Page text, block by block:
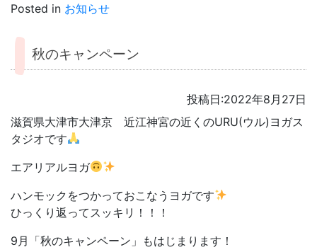
Posted in お知らせ
秋のキャンペーン
投稿日:2022年8月27日
滋賀県大津市大津京 近江神宮の近くのURU(ウル)ヨガス
タジオです
エアリアルヨガ
ハンモックをつかっておこなうヨガです
ひっくり返ってスッキリ！！！
9月「秋のキャンペーン」もはじまります！